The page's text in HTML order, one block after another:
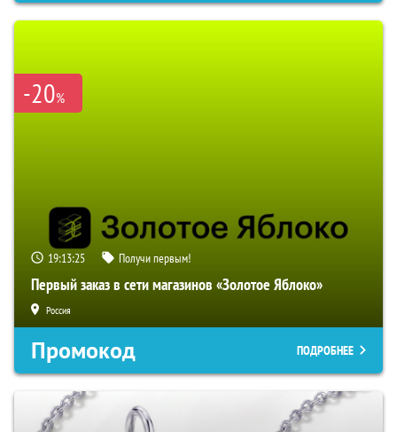
-20%
19:13:24 Получи первым!
Первый заказ в сети магазинов «Золотое Яблоко»
Россия
Промокод ПОДРОБНЕЕ